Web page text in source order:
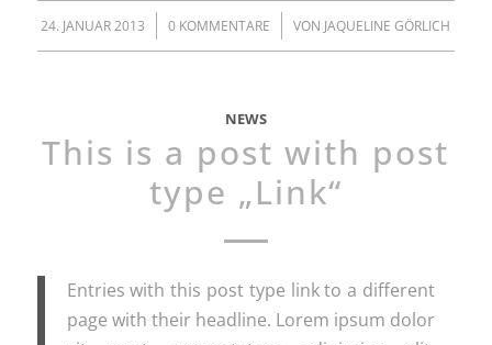
24. JANUAR 2013
/ 0 KOMMENTARE
/ VON JAQUELINE GÖRLICH
NEWS
This is a post with post
type „Link“
Entries with this post type link to a different
page with their headline. Lorem ipsum dolor